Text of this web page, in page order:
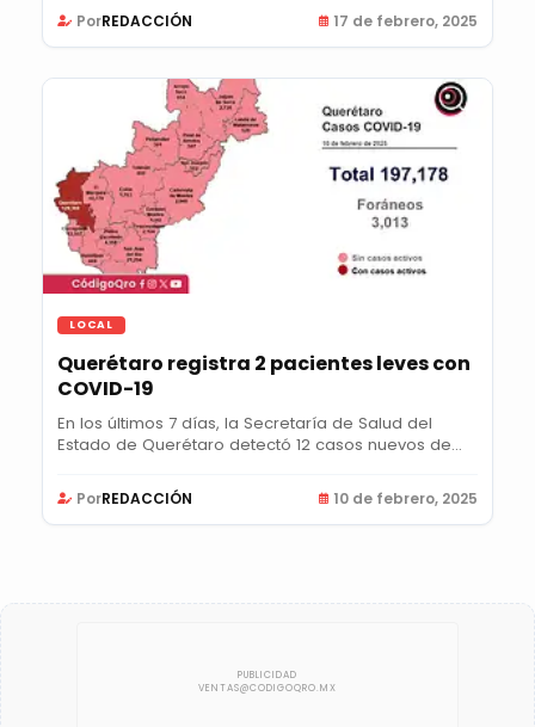
PorREDACCIÓN 17 de febrero, 2025
LOCAL
Querétaro registra 2 pacientes leves con
COVID-19
En los últimos 7 días, la Secretaría de Salud del
Estado de Querétaro detectó 12 casos nuevos de...
PorREDACCIÓN 10 de febrero, 2025